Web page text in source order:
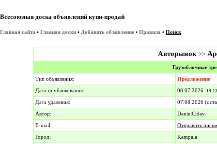
Всесоюзная доска объявлений купи-продай
Главная сайта • Главная доски • Добавить объявление • Правила • Поиск
Авторынок >>
Грузоблочные
Тип объявления:
Предложение
Дата опубликования:
08.07.2026
Дата удаления:
07.08.2026
Автор:
DanielCiday
E-mail:
Отправить
Город:
Kampala